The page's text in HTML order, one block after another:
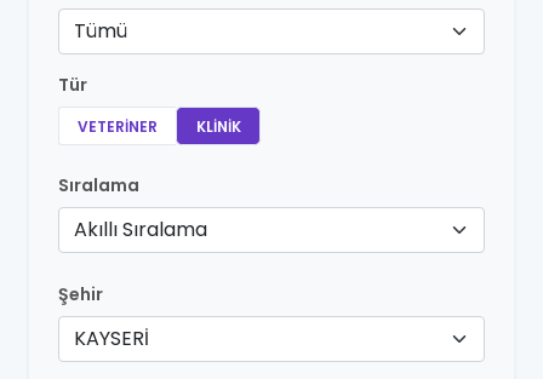
Tümü
Tür
VETERINER KLINIK
Sıralama
Akıllı Sıralama
Şehir
KAYSERİ